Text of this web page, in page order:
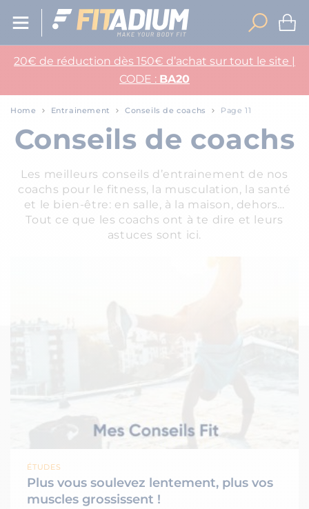
20€ de réduction dès 150€ d’achat sur tout le site |
CODE : BA20
Home Entrainement Conseils de coachs Page 11
Conseils de coachs
Les meilleurs conseils d’entrainement de nos
coachs pour le fitness, la musculation, la santé
et le bien-être: en salle, à la maison, dehors…
Tout ce que les coachs ont à te dire et leurs
astuces sont ici.
ÉTUDES
Plus vous soulevez lentement, plus vos
muscles grossissent !